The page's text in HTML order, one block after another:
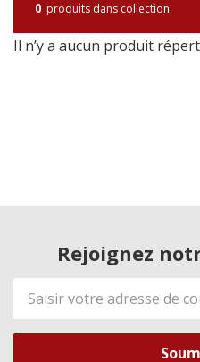
0 produits dans collection
Il n’y a aucun produit
Rejoignez
Adresse
de
courriel